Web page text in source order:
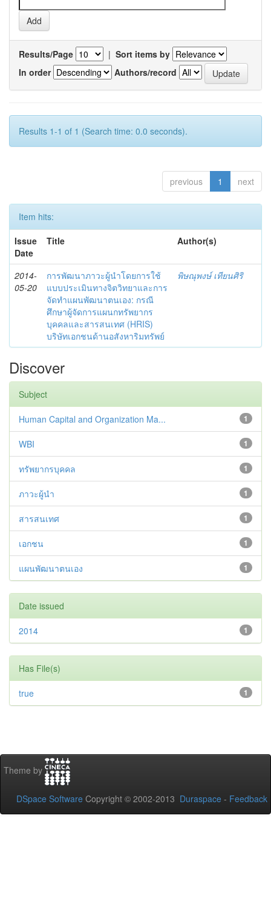
Results/Page | Sort items by
In order
Authors/record
Results 1-1 of 1 (Search time: 0.0 seconds).
previous 1 next
Item hits:
Issue
Date
Title Author(s)
2014-
05-20
การพัฒนาภาวะผู้นำโดยการใช้
แบบประเมินทางจิตวิทยาและการ
จัดทำแผนพัฒนาตนเอง: กรณี
ศึกษาผู้จัดการแผนกทรัพยากร
บุคคลและสารสนเทศ (HRIS)
บริษัทเอกชนด้านอสังหาริมทรัพย์
พิษณุพงษ์ เทียนศิริ
Discover
Subject
1
Human Capital and Organization Ma...
1
WBI
1
ทรัพยากรบุคคล
1
ภาวะผู้นำ
1
สารสนเทศ
1
เอกชน
1
แผนพัฒนาตนเอง
Date issued
1
2014
Has File(s)
1
true
Theme by
DSpace Software Copyright © 2002-2013 Duraspace - Feedback